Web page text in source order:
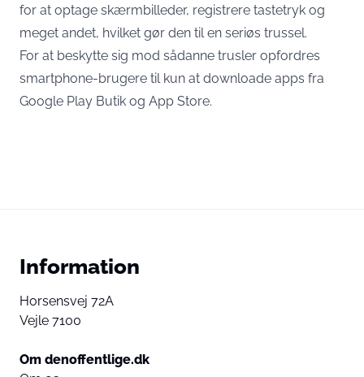
for at optage skærmbilleder, registrere tastetryk og
meget andet, hvilket gør den til en seriøs trussel.
For at beskytte sig mod sådanne trusler opfordres
smartphone-brugere til kun at downloade apps fra
Google Play Butik og App Store.
Information
Horsensvej 72A
Vejle 7100
Om denoffentlige.dk